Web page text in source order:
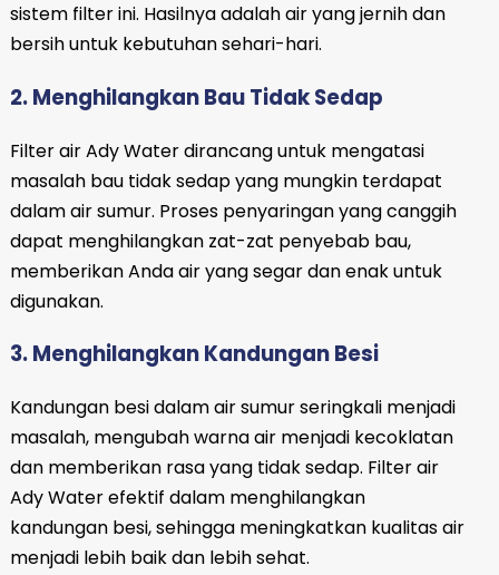
sistem filter ini. Hasilnya adalah air yang jernih dan
bersih untuk kebutuhan sehari-hari.
2. Menghilangkan Bau Tidak Sedap
Filter air Ady Water dirancang untuk mengatasi
masalah bau tidak sedap yang mungkin terdapat
dalam air sumur. Proses penyaringan yang canggih
dapat menghilangkan zat-zat penyebab bau,
memberikan Anda air yang segar dan enak untuk
digunakan.
3. Menghilangkan Kandungan Besi
Kandungan besi dalam air sumur seringkali menjadi
masalah, mengubah warna air menjadi kecoklatan
dan memberikan rasa yang tidak sedap. Filter air
Ady Water efektif dalam menghilangkan
kandungan besi, sehingga meningkatkan kualitas air
menjadi lebih baik dan lebih sehat.